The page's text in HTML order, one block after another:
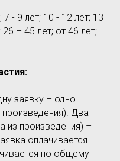
7 - 9 лет; 10 - 12 лет; 13
– 45 лет; от 46 лет;
заявку – одно
Два
из произведения) –
оплачивается
по общему